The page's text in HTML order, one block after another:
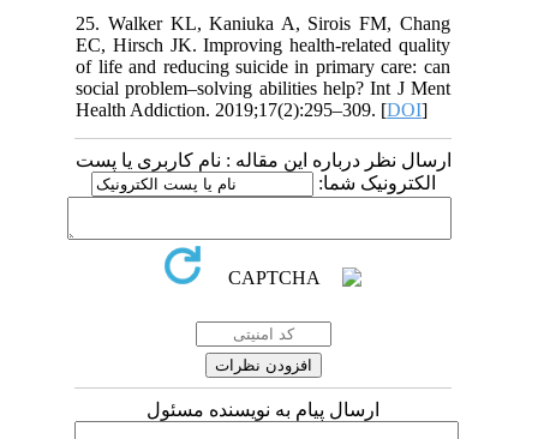
25. Walker KL, Kaniuka A, Sirois FM, Chang
EC, Hirsch JK. Improving health-related quality
of life and reducing suicide in primary care: can
social problem–solving abilities help? Int J Ment
Health Addiction. 2019;17(2):295–309. [DOI
ارسال نظر درباره این مقاله : نام کاربری یا پست
الکترونیک شما:
ارسال پیام به نویسنده مسئول